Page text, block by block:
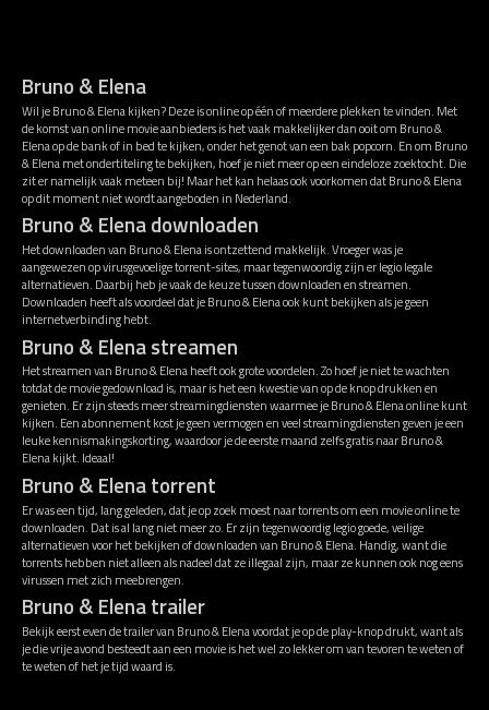
Bruno & Elena
Wil je Bruno & Elena kijken? Deze is online op één of meerdere plekken te vinden. Met
de komst van online movie aanbieders is het vaak makkelijker dan ooit om Bruno &
Elena op de bank of in bed te kijken, onder het genot van een bak popcorn. En om Bruno
& Elena met ondertiteling te bekijken, hoef je niet meer op een eindeloze zoektocht. Die
zit er namelijk vaak meteen bij! Maar het kan helaas ook voorkomen dat Bruno & Elena
op dit moment niet wordt aangeboden in Nederland.
Bruno & Elena downloaden
Het downloaden van Bruno & Elena is ontzettend makkelijk. Vroeger was je
aangewezen op virusgevoelige torrent-sites, maar tegenwoordig zijn er legio legale
alternatieven. Daarbij heb je vaak de keuze tussen downloaden en streamen.
Downloaden heeft als voordeel dat je Bruno & Elena ook kunt bekijken als je geen
internetverbinding hebt.
Bruno & Elena streamen
Het streamen van Bruno & Elena heeft ook grote voordelen. Zo hoef je niet te wachten
totdat de movie gedownload is, maar is het een kwestie van op de knop drukken en
genieten. Er zijn steeds meer streamingdiensten waarmee je Bruno & Elena online kunt
kijken. Een abonnement kost je geen vermogen en veel streamingdiensten geven je een
leuke kennismakingskorting, waardoor je de eerste maand zelfs gratis naar Bruno &
Elena kijkt. Ideaal!
Bruno & Elena torrent
Er was een tijd, lang geleden, dat je op zoek moest naar torrents om een movie online te
downloaden. Dat is al lang niet meer zo. Er zijn tegenwoordig legio goede, veilige
alternatieven voor het bekijken of downloaden van Bruno & Elena. Handig, want die
torrents hebben niet alleen als nadeel dat ze illegaal zijn, maar ze kunnen ook nog eens
virussen met zich meebrengen.
Bruno & Elena trailer
Bekijk eerst even de trailer van Bruno & Elena voordat je op de play-knop drukt, want als
je die vrije avond besteedt aan een movie is het wel zo lekker om van tevoren te weten of
te weten of het je tijd waard is.